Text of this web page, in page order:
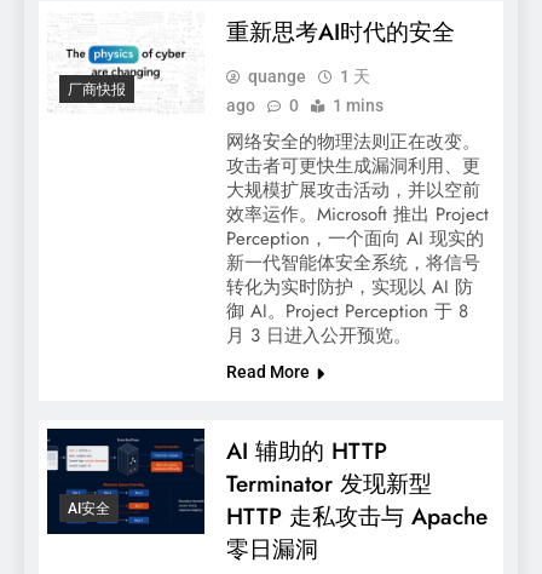
厂商快报
重新思考AI时代的安全
quange
1 天
ago
0 1 mins
网络安全的物理法则正在改变。
攻击者可更快生成漏洞利用、更
大规模扩展攻击活动，并以空前
效率运作。Microsoft 推出 Project
Perception，一个面向 AI 现实的
新一代智能体安全系统，将信号
转化为实时防护，实现以 AI 防
御 AI。Project Perception 于 8
月 3 日进入公开预览。
Read More
AI安全
AI 辅助的 HTTP
Terminator 发现新型
HTTP 走私攻击与 Apache
零日漏洞